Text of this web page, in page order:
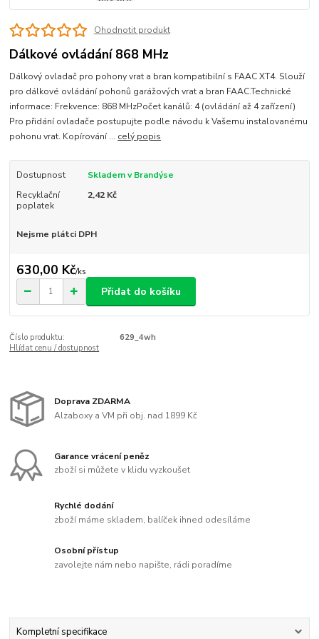
Ohodnotit produkt
Dálkové ovládání 868 MHz
Dálkový ovladač pro pohony vrat a bran kompatibilní s FAAC XT4. Slouží
pro dálkové ovládání pohonů garážových vrat a bran FAAC.Technické
informace: Frekvence: 868 MHzPočet kanálů: 4 (ovládání až 4 zařízení)
Pro přidání ovladače postupujte podle návodu k Vašemu instalovanému
pohonu vrat. Kopírování ... celý popis
Dostupnost
Skladem v Brandýse
Recyklační
poplatek
2,42 Kč
Nejsme plátci DPH
630,00 Kč/ks
Přidat do košíku
Číslo produktu:
629_4wh
Hlídat cenu / dostupnost
Doprava ZDARMA
Alzaboxy a VM při obj. nad 1899 Kč
Garance vrácení peněz
zboží si můžete v klidu vyzkoušet
Rychlé dodání
zboží máme skladem, balíček ihned odesíláme
Osobní přístup
zavolejte nám nebo napište, rádi poradíme
Kompletní specifikace